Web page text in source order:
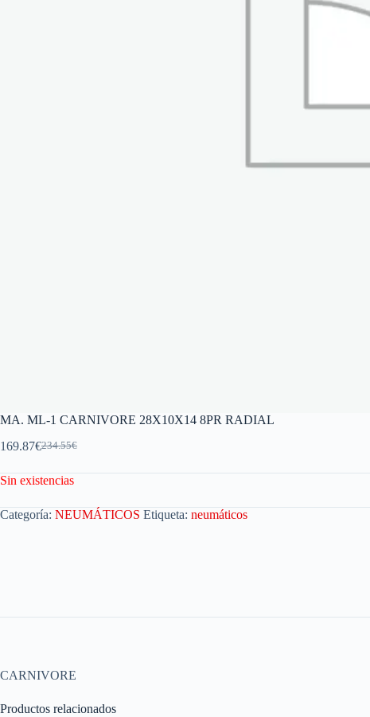
MA. ML-1 CARNIVORE 28X10X14 8PR RADIAL
234.55€
169.87€
Sin existencias
Categoría: NEUMÁTICOS Etiqueta: neumáticos
CARNIVORE
Productos relacionados